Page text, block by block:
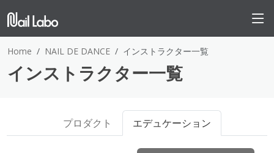
Home NAIL DE DANCE インストラクター一覧
インストラクター一覧
プロダクト エデュケーション